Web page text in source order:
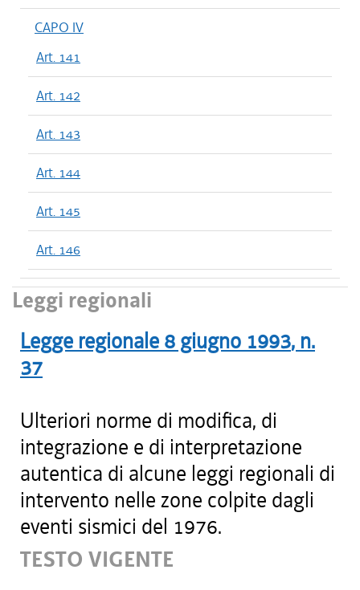
CAPO IV
Art. 141
Art. 142
Art. 143
Art. 144
Art. 145
Art. 146
Leggi regionali
Legge regionale 8 giugno 1993, n.
37
Ulteriori norme di modifica, di
integrazione e di interpretazione
autentica di alcune leggi regionali di
intervento nelle zone colpite dagli
eventi sismici del 1976.
TESTO VIGENTE